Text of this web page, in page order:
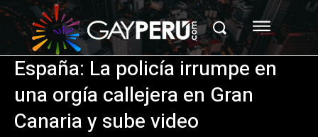
España: La policía irrumpe en
una orgía callejera en Gran
Canaria y sube video